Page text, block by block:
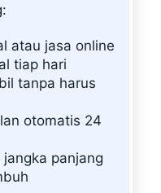
atau jasa online
tiap hari
tanpa harus
otomatis 24
panjang